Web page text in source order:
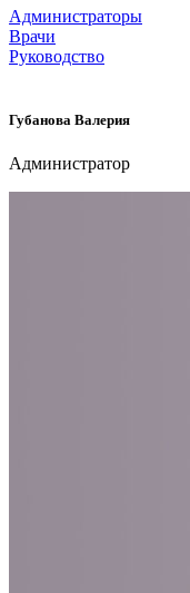
Администраторы
Врачи
Руководство
Губанова Валерия
Администратор